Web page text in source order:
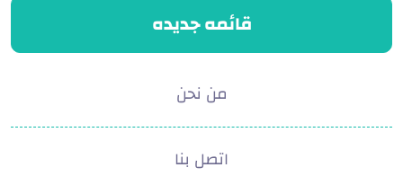
قائمه جديده
من نحن
اتصل بنا